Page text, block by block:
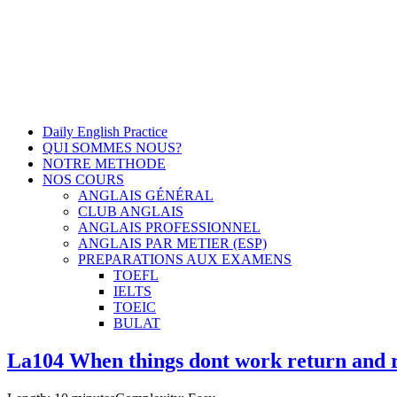
Daily English Practice
QUI SOMMES NOUS?
NOTRE METHODE
NOS COURS
ANGLAIS GÉNÉRAL
CLUB ANGLAIS
ANGLAIS PROFESSIONNEL
ANGLAIS PAR METIER (ESP)
PREPARATIONS AUX EXAMENS
TOEFL
IELTS
TOEIC
BULAT
La104 When things dont work return and